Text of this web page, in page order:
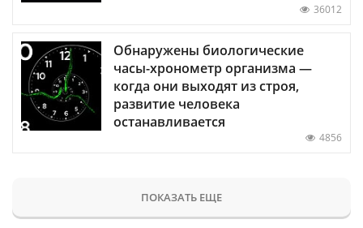
36012
Обнаружены биологические
часы-хронометр организма —
когда они выходят из строя,
развитие человека
останавливается
4856
ПОКАЗАТЬ ЕЩЕ